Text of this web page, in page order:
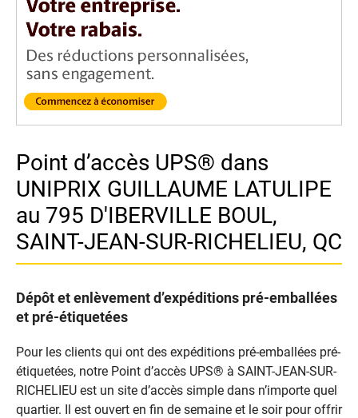
Point d’accès UPS® dans
UNIPRIX GUILLAUME LATULIPE
au 795 D'IBERVILLE BOUL,
SAINT-JEAN-SUR-RICHELIEU, QC
Dépôt et enlèvement d’expéditions pré-emballées
et pré-étiquetées
Pour les clients qui ont des expéditions pré-emballées pré-
étiquetées, notre Point d’accès UPS® à SAINT-JEAN-SUR-
RICHELIEU est un site d’accès simple dans n’importe quel
quartier. Il est ouvert en fin de semaine et le soir pour offrir